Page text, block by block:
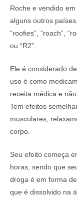
Roche e vendido
alguns outros
“roofies”, “roach”,
ou “R2”.
Ele é considerado
uso é como
receita médica e
Tem efeitos
musculares,
corpo.
Seu efeito começa
horas, sendo que
droga é em forma
que é dissolvido na